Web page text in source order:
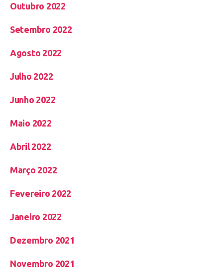
Outubro 2022
Setembro 2022
Agosto 2022
Julho 2022
Junho 2022
Maio 2022
Abril 2022
Março 2022
Fevereiro 2022
Janeiro 2022
Dezembro 2021
Novembro 2021